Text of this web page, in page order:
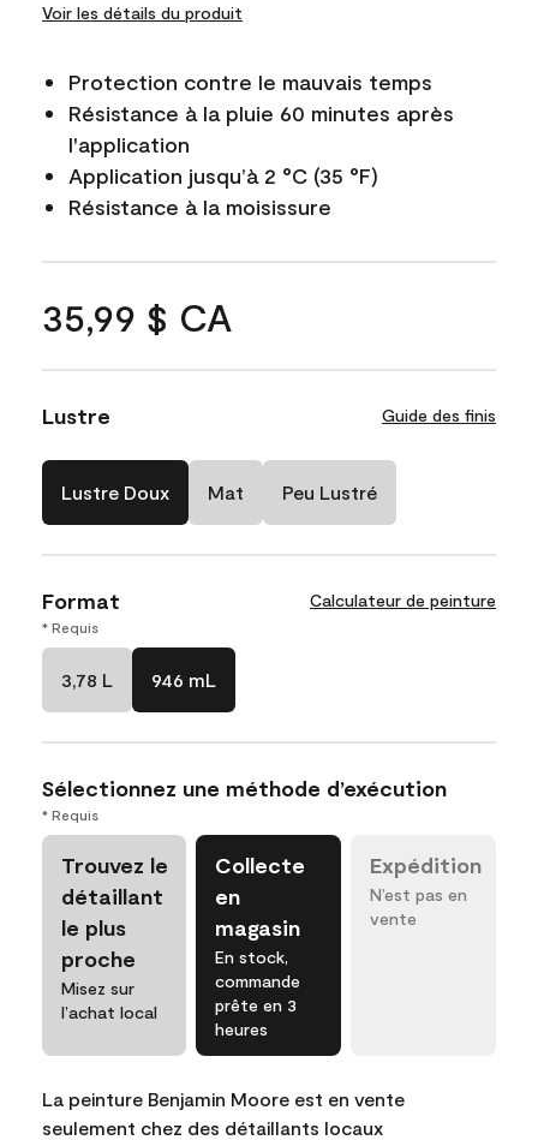
Voir les détails du produit
Protection contre le mauvais temps
Résistance à la pluie 60 minutes après
l'application
Application jusqu’à 2 °C (35 °F)
Résistance à la moisissure
35,99 $ CA
Lustre Guide des finis
Lustre Doux Mat Peu Lustré
Format Calculateur de peinture
* Requis
3,78 L 946 mL
Sélectionnez une méthode d’exécution
* Requis
Trouvez le
détaillant
le plus
proche
Misez sur
l’achat local
Collecte
en
magasin
En stock,
commande
prête en 3
heures
Expédition
N’est pas en
vente
La peinture Benjamin Moore est en vente
seulement chez des détaillants locaux